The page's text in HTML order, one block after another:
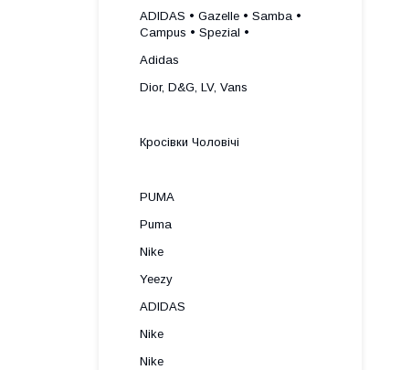
ADIDAS • Gazelle • Samba •
Campus • Spezial •
Adidas
Dior, D&G, LV, Vans
Кросівки Чоловічі
PUMA
Puma
Nike
Yeezy
ADIDAS
Nike
Nike